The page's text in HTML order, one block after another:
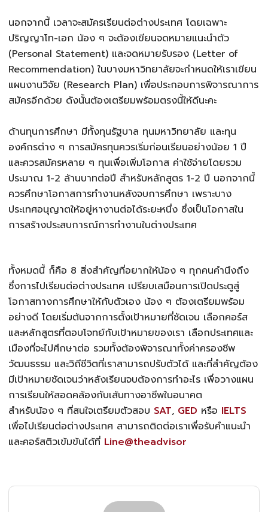
นอกจากนี้ เวลาจะสมัครเรียนต่อต่างประเทศ โดยเฉพาะ
ปริญญาโท-เอก น้อง ๆ จะต้องเขียนจดหมายแนะนำตัว
(Personal Statement) และจดหมายรับรอง (Letter of
Recommendation) ในบางมหาวิทยาลัยจะกำหนดให้เราเขียน
แผนงานวิจัย (Research Plan) เพื่อประกอบการพิจารณาการ
สมัครอีกด้วย ดังนั้นต้องเตรียมพร้อมตรงนี้ให้ดีนะคะ
ด้านทุนการศึกษา มีทั้งทุนรัฐบาล ทุนมหาวิทยาลัย และทุน
องค์กรต่าง ๆ การสมัครทุนควรเริ่มก่อนเรียนอย่างน้อย 1 ปี
และควรสมัครหลาย ๆ ทุนเพื่อเพิ่มโอกาส ค่าใช้จ่ายโดยรวม
ประมาณ 1-2 ล้านบาทต่อปี สำหรับหลักสูตร 1-2 ปี นอกจากนี้
ควรศึกษาโอกาสการทำงานหลังจบการศึกษา เพราะบาง
ประเทศอนุญาตให้อยู่หางานต่อได้ระยะหนึ่ง ซึ่งเป็นโอกาสใน
การสร้างประสบการณ์การทำงานในต่างประเทศ
ทั้งหมดนี้ ก็คือ 8 สิ่งสำคัญที่อยากให้น้อง ๆ ทุกคนคำนึงถึง
ซึ่งการไปเรียนต่อต่างประเทศ เปรียบเสมือนการเปิดประตูสู่
โอกาสทางการศึกษาให้กับตัวเอง น้อง ๆ ต้องเตรียมพร้อม
อย่างดี โดยเริ่มต้นจากการตั้งเป้าหมายที่ชัดเจน เลือกคอร์ส
และหลักสูตรที่ตอบโจทย์กับเป้าหมายของเรา เลือกประเทศและ
เมืองที่จะไปศึกษาต่อ รวมทั้งต้องพิจารณาทั้งค่าครองชีพ
วัฒนธรรม และวิถีชีวิตที่เราสามารถปรับตัวได้ และที่สำคัญต้อง
มีเป้าหมายชัดเจนว่าหลังเรียนจบต้องการทำอะไร เพื่อวางแผน
การเรียนให้สอดคล้องกับเส้นทางอาชีพในอนาคต
สำหรับน้อง ๆ ที่สนใจเตรียมตัวสอบ SAT, GED หรือ IELTS
เพื่อไปเรียนต่อต่างประเทศ สามารถติดต่อเราเพื่อรับคำแนะนำ
และคอร์สติวเข้มข้นได้ที่ Line@theadvisor